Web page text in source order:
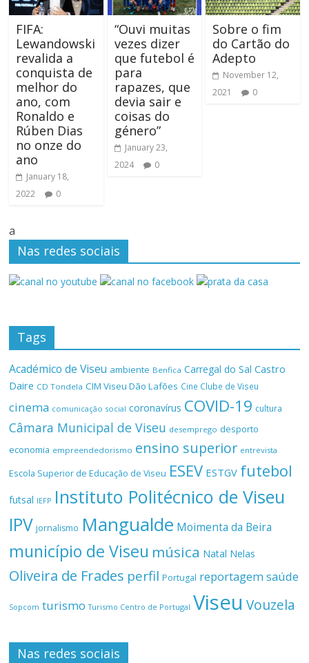
FIFA:
Lewandowski
revalida a
conquista de
melhor do
ano, com
Ronaldo e
Rúben Dias
no onze do
ano
January 18,
2022
0
“Ouvi muitas
vezes dizer
que futebol é
para
rapazes, que
devia sair e
coisas do
género”
January 23,
2024
0
Sobre o fim
do Cartão do
Adepto
November 12,
2021
0
a
Nas redes sociais
Tags
Académico de Viseu ambiente Benfica Carregal do Sal Castro
Daire CD Tondela CIM Viseu Dão Lafões Cine Clube de Viseu
cinema comunicação social coronavírus COVID-19 cultura
Câmara Municipal de Viseu desemprego desporto
economia empreendedorismo ensino superior entrevista
Escola Superior de Educação de Viseu ESEV ESTGV futebol
futsal IEFP Instituto Politécnico de Viseu
IPV jornalismo Mangualde Moimenta da Beira
município de Viseu música Natal Nelas
Oliveira de Frades perfil Portugal reportagemsaúde
Sopcom turismo Turismo Centro de Portugal Viseu Vouzela
Nas redes sociais